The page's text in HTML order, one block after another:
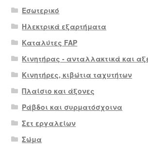
Εσωτερικό
Ηλεκτρικά εξαρτήματα
Καταλύτες FAP
Κινητήρας - ανταλλακτικά και
Κινητήρες, κιβώτια ταχυτήτων
Πλαίσιο και άξονες
Ράβδοι και συρματόσχοινα
Σετ εργαλείων
Σώμα